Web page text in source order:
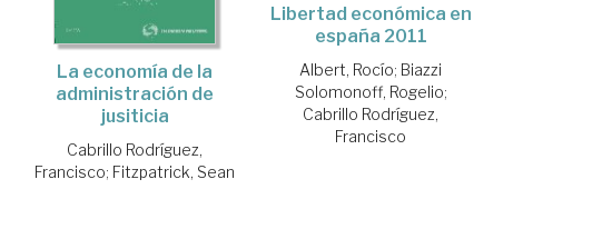
La economía de la
administración de
jusiticia
Cabrillo Rodríguez,
Francisco; Fitzpatrick, Sean
Libertad económica en
españa 2011
Albert, Rocío; Biazzi
Solomonoff, Rogelio;
Cabrillo Rodríguez,
Francisco